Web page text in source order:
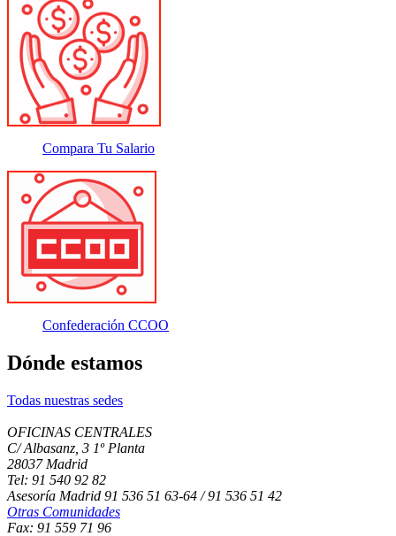
Compara Tu Salario
Confederación CCOO
Dónde estamos
Todas nuestras sedes
OFICINAS CENTRALES
C/ Albasanz, 3 1º Planta
28037 Madrid
Tel: 91 540 92 82
Asesoría Madrid 91 536 51 63-64 / 91 536 51 42
Otras Comunidades
Fax: 91 559 71 96